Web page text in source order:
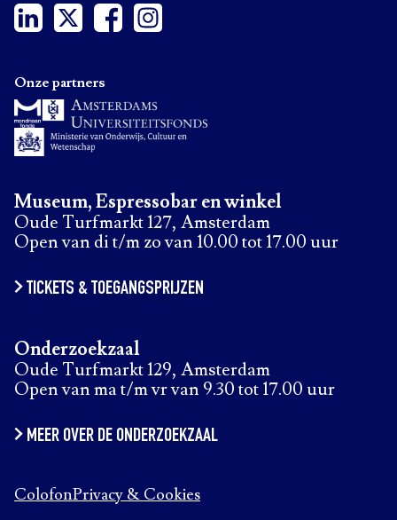
ColofonPrivacy & Cookies
Museum, Espressobar en winkel
Oude Turfmarkt 127, Amsterdam
Open van di t/m zo van 10.00 tot 17.00 uur
TICKETS & TOEGANGSPRIJZEN
Onderzoekzaal
Oude Turfmarkt 129, Amsterdam
Open van ma t/m vr van 9.30 tot 17.00 uur
MEER OVER DE ONDERZOEKZAAL
Onze partners